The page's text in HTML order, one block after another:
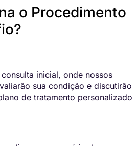
o Procedimento
inicial, onde nossos
sua condição e discutirão
de tratamento personalizado